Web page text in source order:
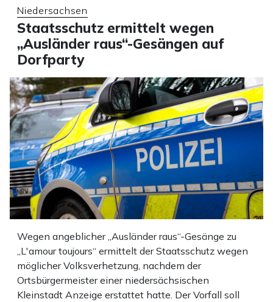
Niedersachsen
Staatsschutz ermittelt wegen
„Ausländer raus“-Gesängen auf
Dorfparty
Wegen angeblicher „Ausländer raus“-Gesänge zu
„L'amour toujours“ ermittelt der Staatsschutz wegen
möglicher Volksverhetzung, nachdem der
Ortsbürgermeister einer niedersächsischen
Kleinstadt Anzeige erstattet hatte. Der Vorfall soll